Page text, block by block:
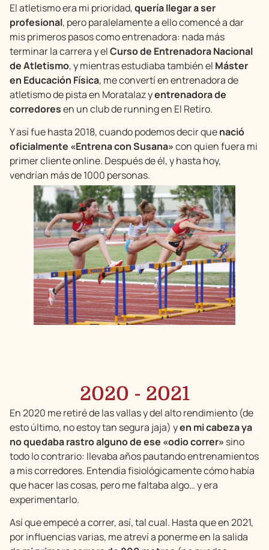
El atletismo era mi prioridad,quería llegar a ser
profesional, pero paralelamente a ello comencé a dar
mis primeros pasos como entrenadora: nada más
terminar la carrera y elCurso de Entrenadora Nacional
de Atletismo, y mientras estudiaba también el Máster
en Educación Física, me convertí en entrenadora de
atletismo de pista en Moratalaz yentrenadora de
corredoresen un club de running en El Retiro.
Y así fue hasta 2018, cuando podemos decir quenació
oficialmente «Entrena con Susana»con quien fuera mi
primer cliente online. Después de él, y hasta hoy,
vendrían más de 1000 personas.
2020 - 2021
En 2020 me retiré de las vallas y del alto rendimiento (de
esto último, no estoy tan segura jaja) yen mi cabeza ya
no quedaba rastro alguno de ese «odio correr» sino
todo lo contrario: llevaba años pautando entrenamientos
a mis corredores. Entendía fisiológicamente cómo había
que hacer las cosas, pero me faltaba algo… y era
experimentarlo.
Así que empecé a correr, así, tal cual. Hasta que en 2021,
por influencias varias, me atreví a ponerme en la salida